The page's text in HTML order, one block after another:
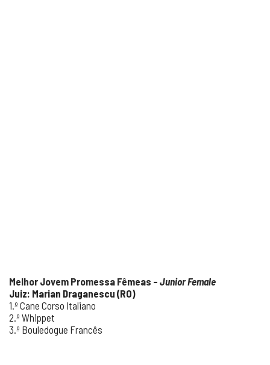
Melhor Jovem Promessa Fêmeas – Junior Female
Juiz: Marian Draganescu (RO)
1.º Cane Corso Italiano
2.º Whippet
3.º Bouledogue Francês